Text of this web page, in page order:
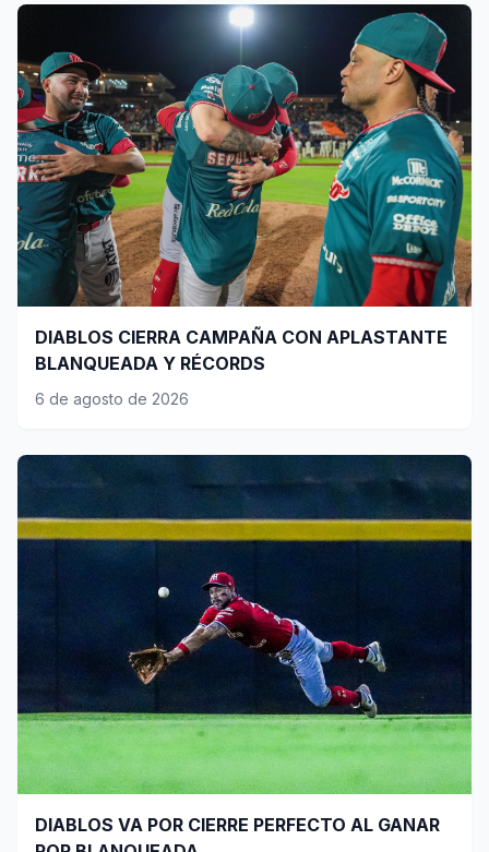
DIABLOS CIERRA CAMPAÑA CON APLASTANTE
BLANQUEADA Y RÉCORDS
6 de agosto de 2026
DIABLOS VA POR CIERRE PERFECTO AL GANAR